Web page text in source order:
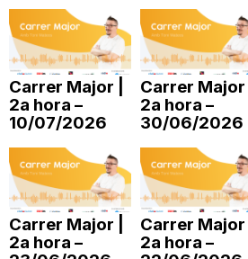
t
d
e
T
Carrer Major |
2a hora –
10/07/2026
Carrer Major |
2a hora –
30/06/2026
Carrer Major |
2a hora –
Carrer Major |
2a hora –